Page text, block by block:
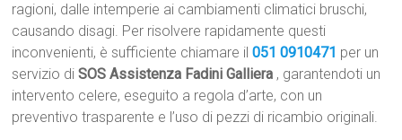
ragioni, dalle intemperie ai cambiamenti climatici bruschi,
causando disagi. Per risolvere rapidamente questi
inconvenienti, è sufficiente chiamare il051 0910471 per un
servizio di SOS Assistenza Fadini Galliera , garantendoti un
intervento celere, eseguito a regola d’arte, con un
preventivo trasparente e l’uso di pezzi di ricambio originali.